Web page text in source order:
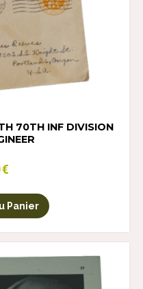
70TH INF DIVISION
€
Panier